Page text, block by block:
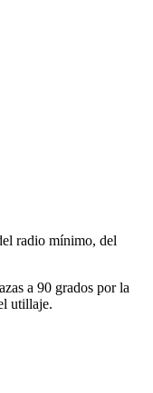
radio mínimo, del
a 90 grados por la
utillaje.